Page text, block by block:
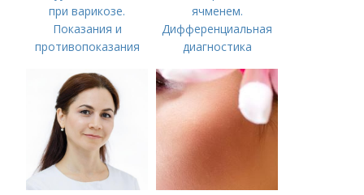
при варикозе.
Показания и
противопоказания
ячменем.
Дифференциальная
диагностика